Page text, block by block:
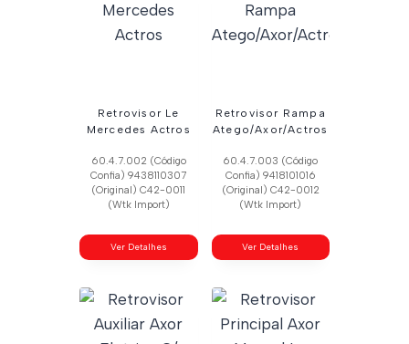
Retrovisor Le
Mercedes Actros
60.4.7.002 (Código
Confia) 9438110307
(Original) C42-0011
(Wtk Import)
Ver Detalhes
Retrovisor Rampa
Atego/Axor/Actros
60.4.7.003 (Código
Confia) 9418101016
(Original) C42-0012
(Wtk Import)
Ver Detalhes